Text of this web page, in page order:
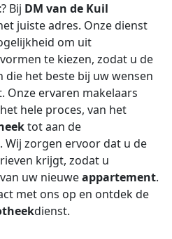
? Bij DM van de Kuil
juiste adres. Onze dienst
om uit
vormen te kiezen, zodat u de
die het beste bij uw wensen
Onze ervaren makelaars
hele proces, van het
tot aan de
zorgen ervoor dat u de
krijgt, zodat u
uw nieuweappartement.
met ons op en ontdek de
dienst.